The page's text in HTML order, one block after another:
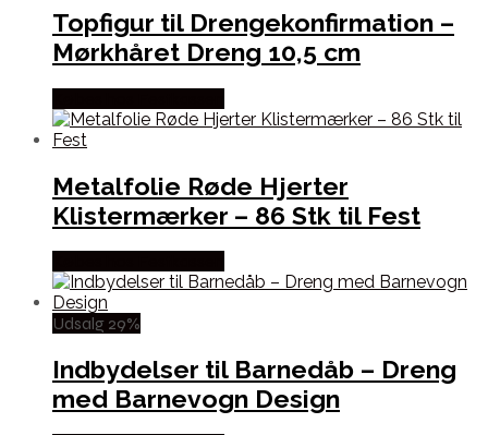
Topfigur til Drengekonfirmation –
Mørkhåret Dreng 10,5 cm
Metalfolie Røde Hjerter
Klistermærker – 86 Stk til Fest
Udsalg 29%
Indbydelser til Barnedåb – Dreng
med Barnevogn Design